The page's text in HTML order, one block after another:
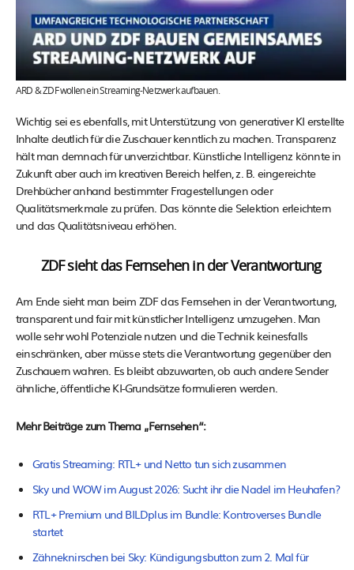
ARD & ZDF wollen ein Streaming-Netzwerk aufbauen.
Wichtig sei es ebenfalls, mit Unterstützung von generativer KI erstellte
Inhalte deutlich für die Zuschauer kenntlich zu machen. Transparenz
hält man demnach für unverzichtbar. Künstliche Intelligenz könnte in
Zukunft aber auch im kreativen Bereich helfen, z. B. eingereichte
Drehbücher anhand bestimmter Fragestellungen oder
Qualitätsmerkmale zu prüfen. Das könnte die Selektion erleichtern
und das Qualitätsniveau erhöhen.
ZDF sieht das Fernsehen in der Verantwortung
Am Ende sieht man beim ZDF das Fernsehen in der Verantwortung,
transparent und fair mit künstlicher Intelligenz umzugehen. Man
wolle sehr wohl Potenziale nutzen und die Technik keinesfalls
einschränken, aber müsse stets die Verantwortung gegenüber den
Zuschauern wahren. Es bleibt abzuwarten, ob auch andere Sender
ähnliche, öffentliche KI-Grundsätze formulieren werden.
Mehr Beiträge zum Thema „Fernsehen“:
Gratis Streaming: RTL+ und Netto tun sich zusammen
Sky und WOW im August 2026: Sucht ihr die Nadel im Heuhafen?
RTL+ Premium und BILDplus im Bundle: Kontroverses Bundle
startet
Zähneknirschen bei Sky: Kündigungsbutton zum 2. Mal für